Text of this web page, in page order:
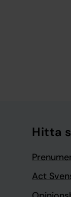
Hitta
Act